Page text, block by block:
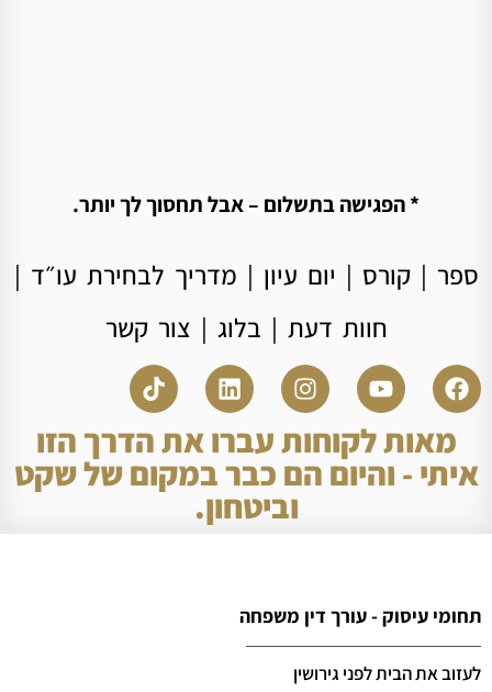
* הפגישה בתשלום – אבל תחסוך לך יותר.
ספר |קורס | יום עיון | מדריך לבחירת עו״ד |
חוות דעת | בלוג | צור קשר
מאות לקוחות עברו את הדרך הזו
איתי - והיום הם כבר במקום של שקט
וביטחון.
תחומי עיסוק - עורך דין משפחה
לעזוב את הבית לפני גירושין